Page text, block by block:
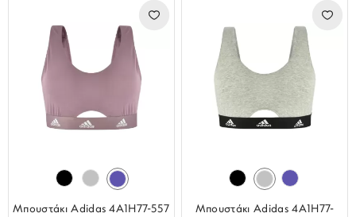
Μπουστάκι Adidas 4A1H77-557
Μπουστάκι Adidas 4A1H77-